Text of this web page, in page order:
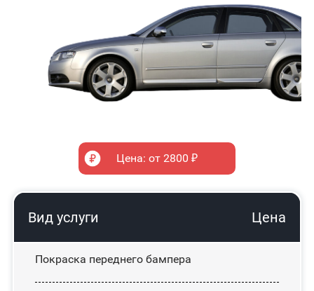
Цена: от 2800 ₽
Вид услуги Цена
Покраска переднего бампера